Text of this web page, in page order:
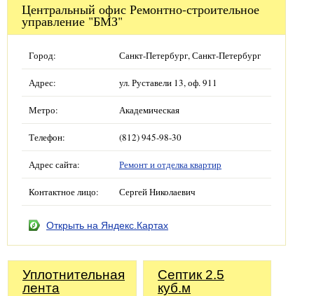
Центральный офис Ремонтно-строительное
управление "БМЗ"
Город: Санкт-Петербург, Санкт-Петербург
Адрес: ул. Руставели 13, оф. 911
Метро: Академическая
Телефон: (812) 945-98-30
Адрес сайта: Ремонт и отделка квартир
Контактное лицо: Сергей Николаевич
Открыть на Яндекс.Картах
Уплотнительная
лента
Септик 2.5
куб.м